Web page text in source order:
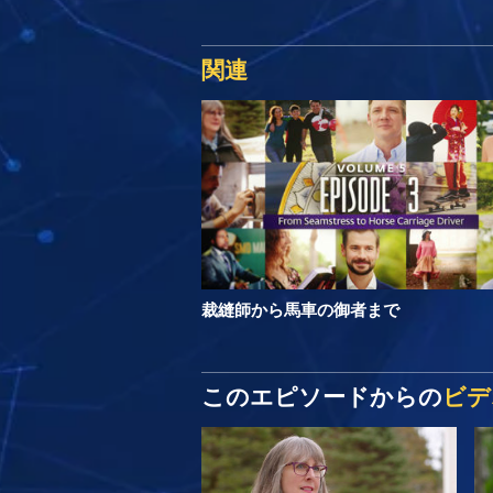
関連
裁縫師から馬車の御者まで
このエピソードからのビ